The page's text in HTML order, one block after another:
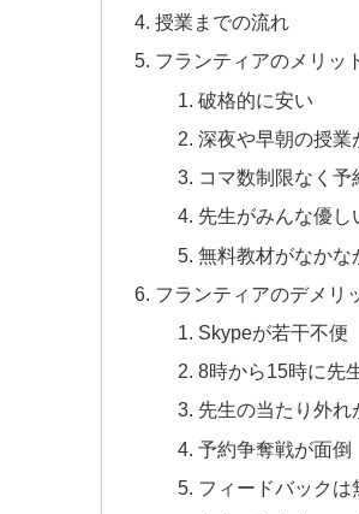
授業までの流れ
フランティアのメリッ
破格的に安い
深夜や早朝の授業
コマ数制限なく予
先生がみんな優し
無料教材がなかな
フランティアのデメリ
Skypeが若干不便
8時から15時に先
先生の当たり外れ
予約争奪戦が面倒
フィードバックは